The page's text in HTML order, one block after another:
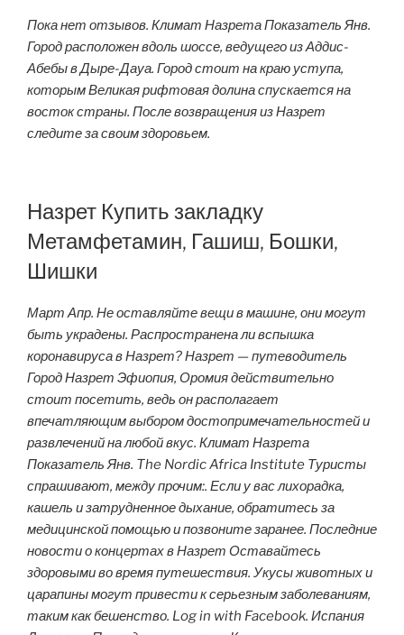
Пока нет отзывов. Климат Назрета Показатель Янв.
Город расположен вдоль шоссе, ведущего из Аддис-
Абебы в Дыре-Дауа. Город стоит на краю уступа,
которым Великая рифтовая долина спускается на
восток страны. После возвращения из Назрет
следите за своим здоровьем.
Назрет Купить закладку
Метамфетамин, Гашиш, Бошки,
Шишки
Март Апр. Не оставляйте вещи в машине, они могут
быть украдены. Распространена ли вспышка
коронавируса в Назрет? Назрет — путеводитель
Город Назрет Эфиопия, Оромия действительно
стоит посетить, ведь он располагает
впечатляющим выбором достопримечательностей и
развлечений на любой вкус. Климат Назрета
Показатель Янв. The Nordic Africa Institute Туристы
спрашивают, между прочим:. Если у вас лихорадка,
кашель и затрудненное дыхание, обратитесь за
медицинской помощью и позвоните заранее. Последние
новости о концертах в Назрет Оставайтесь
здоровыми во время путешествия. Укусы животных и
царапины могут привести к серьезным заболеваниям,
таким как бешенство. Log in with Facebook. Испания